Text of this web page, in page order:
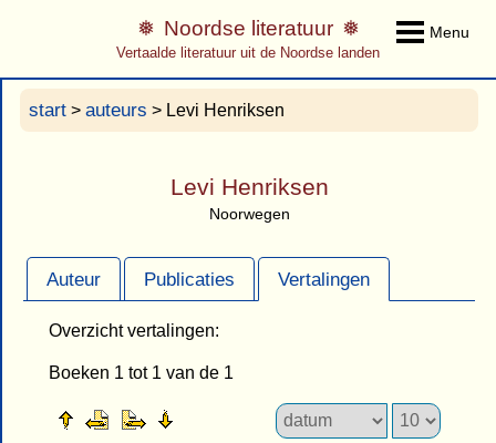
Menu
Noordse literatuur
Vertaalde literatuur uit de Noordse landen
start > auteurs > Levi Henriksen
Levi Henriksen
Noorwegen
Auteur Publicaties Vertalingen
Overzicht vertalingen:
Boeken 1 tot 1 van de 1